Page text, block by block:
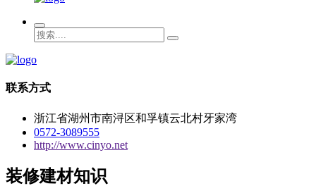
联系方式
浙江省湖州市南浔区和孚镇云北村牙家湾
0572-3089555
http://www.cinyo.net
装修建材知识